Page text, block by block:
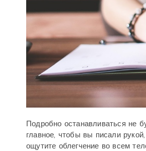
Подробно останавливаться не
главное, чтобы вы писали
ощутите облегчение во всем